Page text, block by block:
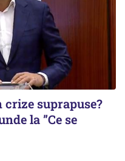
crize suprapuse?
la ”Ce se